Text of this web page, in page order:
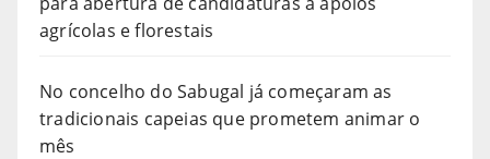
agrícolas e florestais
No concelho do Sabugal já começaram as
tradicionais capeias que prometem animar o
mês